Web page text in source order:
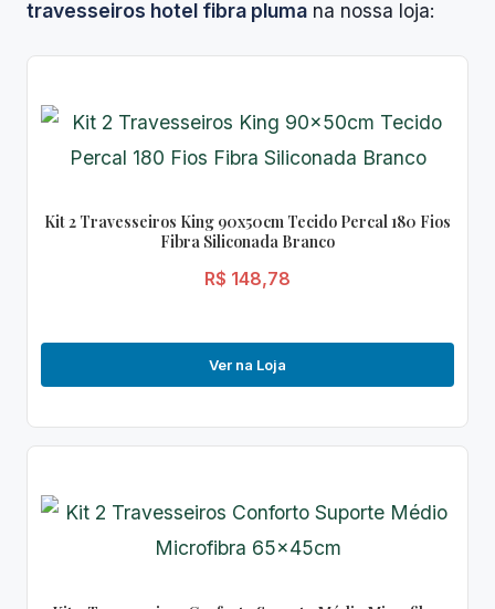
travesseiros hotel fibra pluma na nossa loja:
Kit 2 Travesseiros King 90x50cm Tecido Percal 180 Fios
Fibra Siliconada Branco
R$ 148,78
Ver na Loja